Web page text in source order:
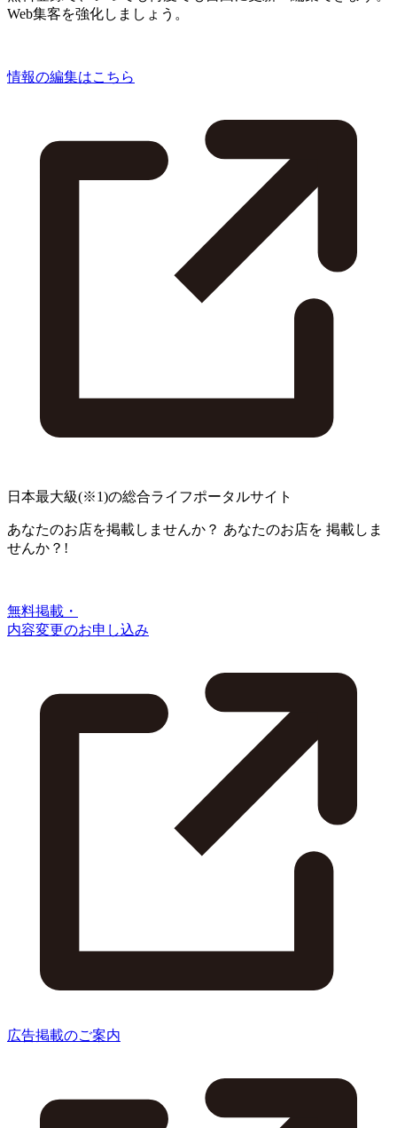
Web集客を強化しましょう。
情報の編集はこちら
日本最大級(※1)の総合ライフポータルサイト
あなたのお店を掲載しませんか？ あなたのお店を 掲載しま
せんか？!
無料掲載・
内容変更のお申し込み
広告掲載のご案内